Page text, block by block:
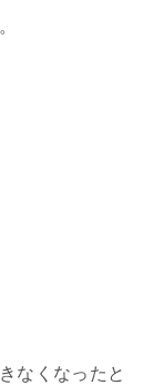
なくなったと